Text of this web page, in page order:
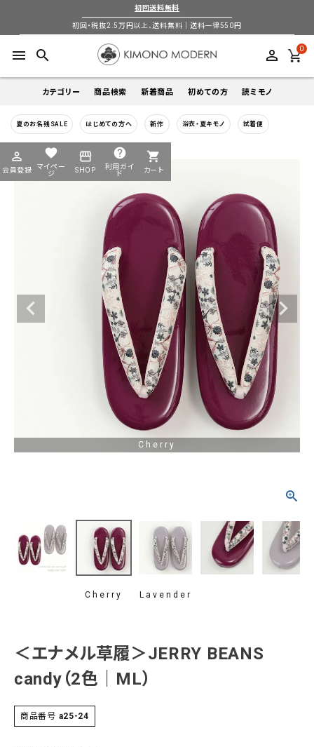
初回送料無料
初回・税抜2.5万円以上、送料無料｜送料一律550円
menu search perm_identity 0
カテゴリー
着物
帯
商品検索
キーワードから探す
夏季以外通年 春 夏 冬
カテゴリーから探す
着物 襦袢 小物
ソシアル フォーマル
在庫有 アーカイブ商品 セール商品
木綿・麻 ポリエステル その他
価格から探す
5,000-10,000円 10,000-20,000円
色から探す
新着商品 初めての方 読ミモノ
夏のお名残SALE はじめての方へ 新作 浴衣・夏キモノ 試着便
perm_identity
会員登録
favorite
マイペー
ジ
storefront
SHOP
help
利用ガイ
ド
shopping_cart
カート
perm_identity 会員登録
着物
羽織
SALE
帯結び動画
キモノ読ミモノ
Cherry
Cherry Lavender
＜エナメル草履＞JERRY BEANS
candy（2色｜ML）
商品番号 a25-24